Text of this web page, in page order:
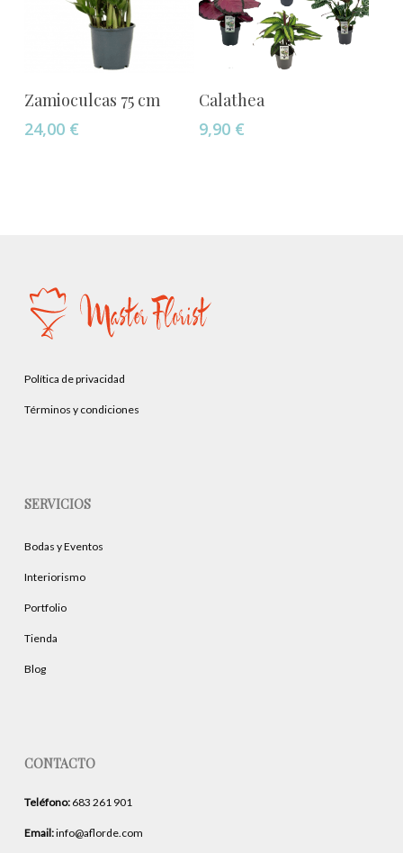
Añadir Al Carrito
Zamioculcas 75 cm
24,00 €
Calathea
9,90 €
Política de privacidad
Términos y condiciones
SERVICIOS
Bodas y Eventos
Interiorismo
Portfolio
Tienda
Blog
CONTACTO
Teléfono:683 261 901
Email:info@aflorde.com